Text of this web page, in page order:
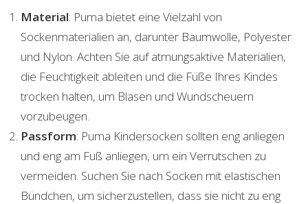
Material: Puma bietet eine Vielzahl von
Sockenmaterialien an, darunter Baumwolle, Polyester
und Nylon. Achten Sie auf atmungsaktive Materialien,
die Feuchtigkeit ableiten und die Füße Ihres Kindes
trocken halten, um Blasen und Wundscheuern
vorzubeugen.
Passform: Puma Kindersocken sollten eng anliegen
und eng am Fuß anliegen, um ein Verrutschen zu
vermeiden. Suchen Sie nach Socken mit elastischen
Bündchen, um sicherzustellen, dass sie nicht zu eng